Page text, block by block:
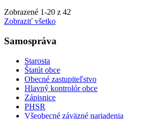
Zobrazené 1-20 z 42
Zobraziť všetko
Samospráva
Starosta
Štatút obce
Obecné zastupiteľstvo
Hlavný kontrolór obce
Zápisnice
PHSR
Všeobecné záväzné nariadenia